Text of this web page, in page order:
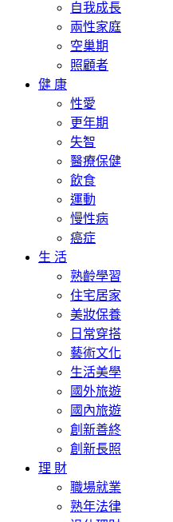
自我成長
兩性家庭
空巢期
照顧者
健 康
性愛
更年期
失智
醫療保健
飲食
運動
慢性病
癌症
生 活
熟齡學習
住宅居家
美妝保養
日常穿搭
藝術文化
生活美學
國外旅遊
國內旅遊
創新善終
創新長照
理 財
職場就業
熟年法律